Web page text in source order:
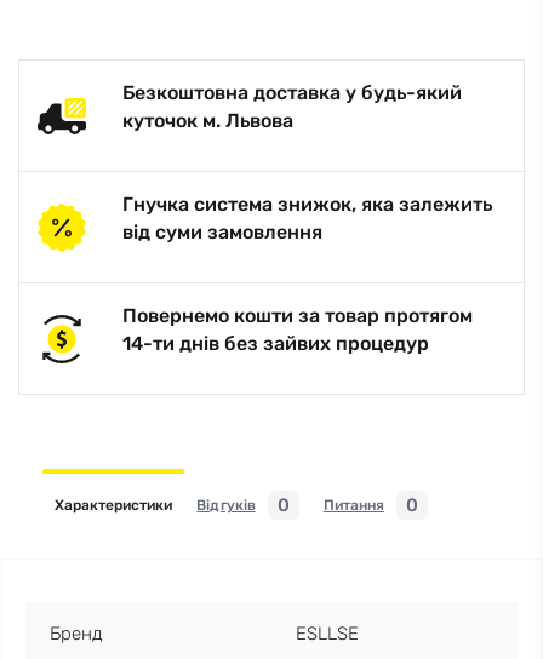
Безкоштовна доставка у будь-який
куточок м. Львова
Гнучка система знижок, яка залежить
від суми замовлення
Повернемо кошти за товар протягом
14-ти днів без зайвих процедур
Характеристики Відгуків 0 Питання 0
Бренд ESLLSE